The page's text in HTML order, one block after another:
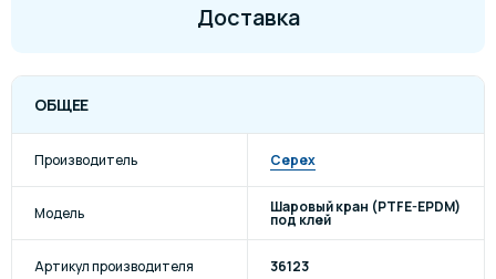
Доставка
ОБЩЕЕ
Производитель Cepex
Модель Шаровый кран (PTFE-EPDM)
под клей
Артикул производителя 36123